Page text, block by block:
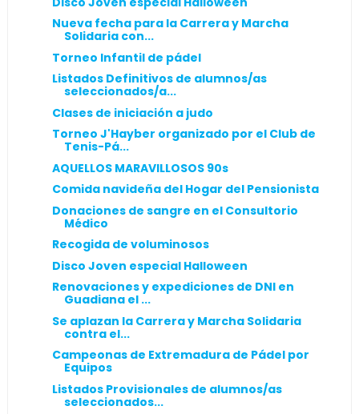
Nueva fecha para la Carrera y Marcha
Solidaria con...
Torneo Infantil de pádel
Listados Definitivos de alumnos/as
seleccionados/a...
Clases de iniciación a judo
Torneo J'Hayber organizado por el Club de
Tenis-Pá...
AQUELLOS MARAVILLOSOS 90s
Comida navideña del Hogar del Pensionista
Donaciones de sangre en el Consultorio
Médico
Recogida de voluminosos
Disco Joven especial Halloween
Renovaciones y expediciones de DNI en
Guadiana el ...
Se aplazan la Carrera y Marcha Solidaria
contra el...
Campeonas de Extremadura de Pádel por
Equipos
Listados Provisionales de alumnos/as
seleccionados...